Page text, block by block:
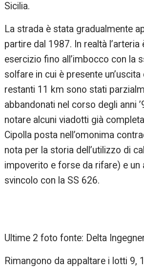
Sicilia.
La strada è stata gradualmente
partire dal 1987. In realtà l’arteria
esercizio fino all’imbocco con la
solfare in cui è presente un’uscita
restanti 11 km sono stati
abbandonati nel corso degli anni
notare alcuni viadotti già
Cipolla posta nell’omonima
nota per la storia dell’utilizzo di
impoverito e forse da rifare) e un
svincolo con la SS 626.
Ultime 2 foto fonte: Delta
Rimangono da appaltare i lotti 9,